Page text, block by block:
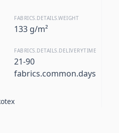
FABRICS.DETAILS.WEIGHT
133 g/m²
FABRICS.DETAILS.DELIVERYTIME
21-90
fabrics.common.days